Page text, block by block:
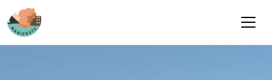
Pasar al contenido principal